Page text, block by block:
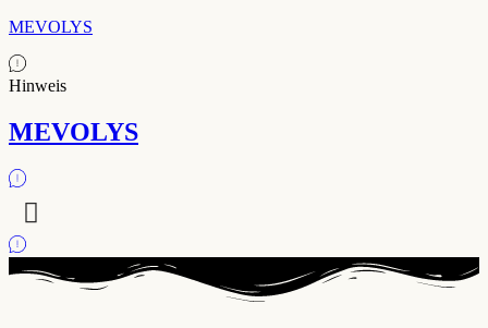
MEVOLYS
Hinweis
MEVOLYS